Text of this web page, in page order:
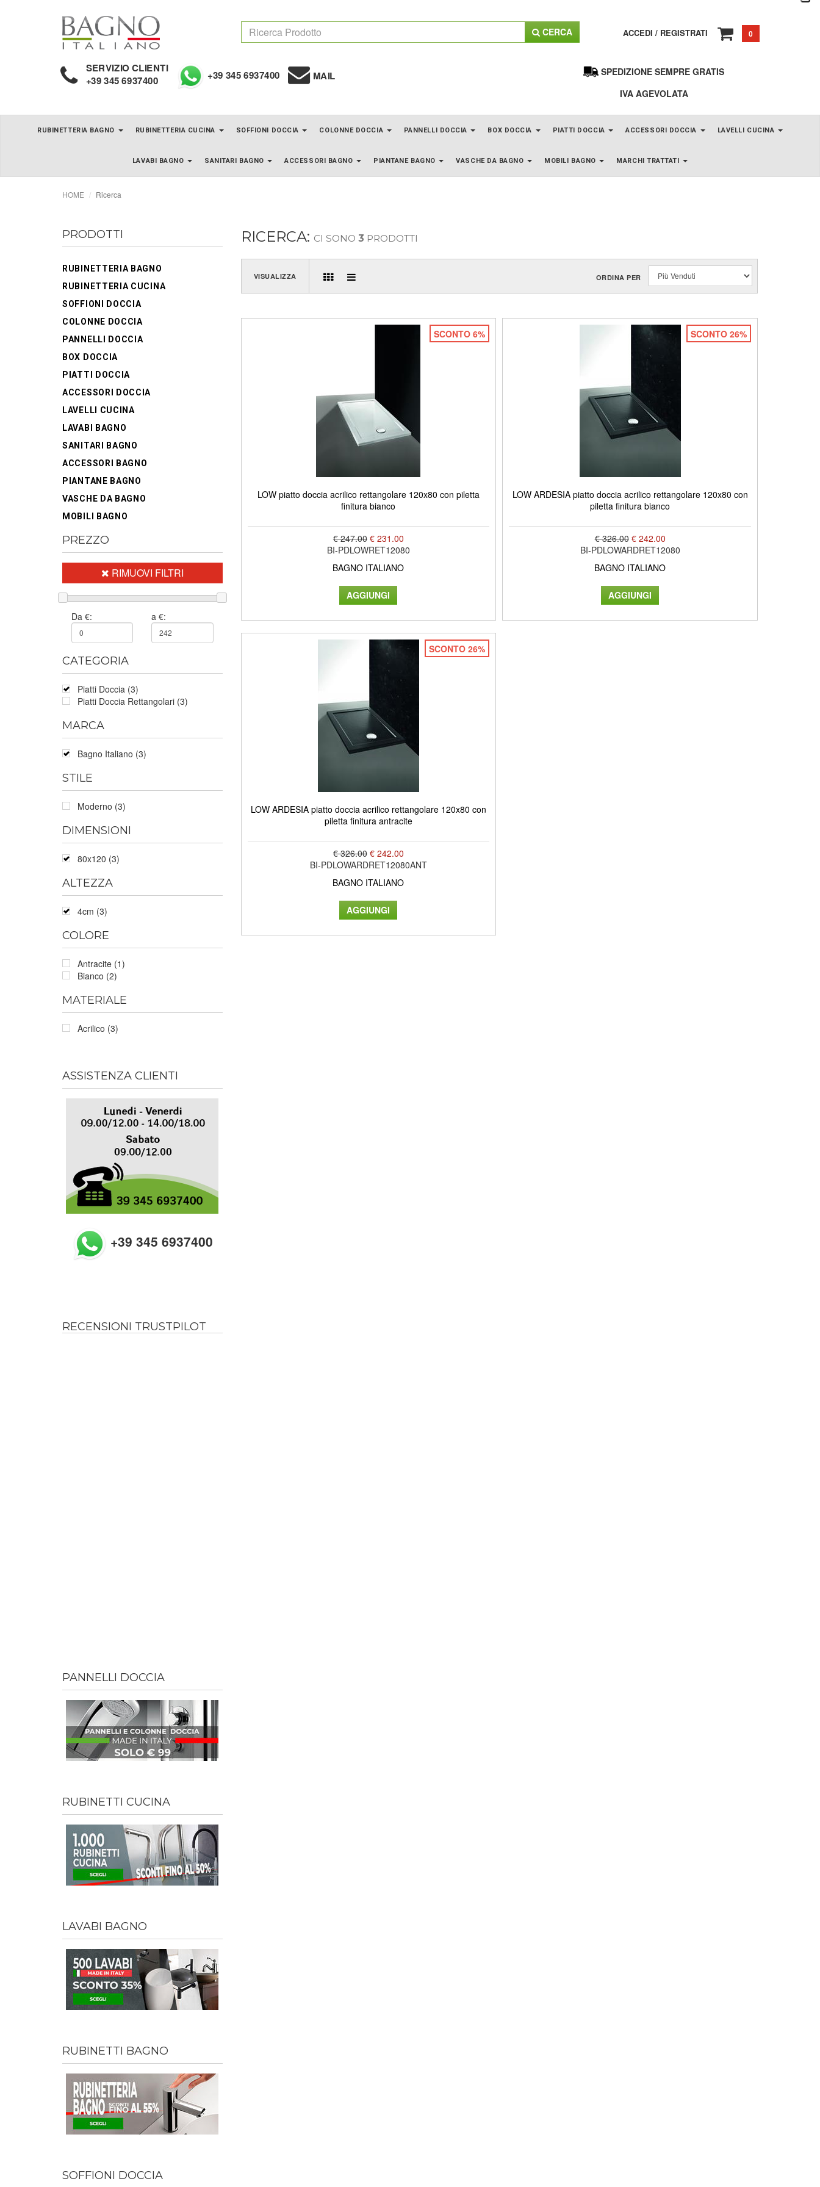
CERCA ACCEDI / REGISTRATI 0
SERVIZIO CLIENTI
+39 345 6937400 +39 345 6937400 MAIL
SPEDIZIONE SEMPRE GRATIS
IVA AGEVOLATA
RUBINETTERIA BAGNO RUBINETTERIA CUCINA SOFFIONI DOCCIA COLONNE DOCCIA PANNELLI DOCCIA BOX DOCCIA PIATTI DOCCIA ACCESSORI DOCCIA LAVELLI CUCINA
LAVABI BAGNO SANITARI BAGNO ACCESSORI BAGNO PIANTANE BAGNO VASCHE DA BAGNO MOBILI BAGNO MARCHI TRATTATI
HOME Ricerca
PRODOTTI
RUBINETTERIA BAGNO
RUBINETTERIA CUCINA
SOFFIONI DOCCIA
COLONNE DOCCIA
PANNELLI DOCCIA
BOX DOCCIA
PIATTI DOCCIA
ACCESSORI DOCCIA
LAVELLI CUCINA
LAVABI BAGNO
SANITARI BAGNO
ACCESSORI BAGNO
PIANTANE BAGNO
VASCHE DA BAGNO
MOBILI BAGNO
PREZZO
RIMUOVI FILTRI
Da €: a €:
CATEGORIA
Piatti Doccia (3)
Piatti Doccia Rettangolari (3)
MARCA
Bagno Italiano (3)
STILE
Moderno (3)
DIMENSIONI
80x120 (3)
ALTEZZA
4cm (3)
COLORE
Antracite (1)
Bianco (2)
MATERIALE
Acrilico (3)
ASSISTENZA CLIENTI
+39 345 6937400
RECENSIONI TRUSTPILOT
PANNELLI DOCCIA
RUBINETTI CUCINA
LAVABI BAGNO
RUBINETTI BAGNO
SOFFIONI DOCCIA
RICERCA: CI SONO 3 PRODOTTI
VISUALIZZA ORDINA PER
SCONTO 6%
LOW piatto doccia acrilico rettangolare 120x80 con piletta
finitura bianco
€ 247.00 € 231.00
BI-PDLOWRET12080
BAGNO ITALIANO
SCONTO 26%
LOW ARDESIA piatto doccia acrilico rettangolare 120x80 con
piletta finitura bianco
€ 326.00 € 242.00
BI-PDLOWARDRET12080
BAGNO ITALIANO
SCONTO 26%
LOW ARDESIA piatto doccia acrilico rettangolare 120x80 con
piletta finitura antracite
€ 326.00 € 242.00
BI-PDLOWARDRET12080ANT
BAGNO ITALIANO